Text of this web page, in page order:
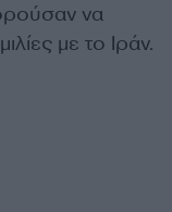
να
με το Ιράν.